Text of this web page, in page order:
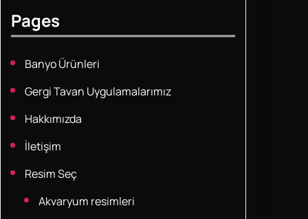
Pages
Banyo Ürünleri
Gergi Tavan Uygulamalarımız
Hakkımızda
İletişim
Resim Seç
Akvaryum resimleri